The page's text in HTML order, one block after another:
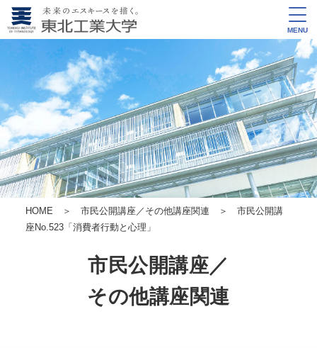
MENU
HOME ＞ 市民公開講座／その他講座関連 ＞ 市民公開講
座No.523「消費者行動と心理」
市民公開講座／
その他講座関連